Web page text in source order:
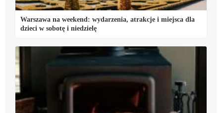
Warszawa na weekend: wydarzenia, atrakcje i miejsca dla
dzieci w sobotę i niedzielę